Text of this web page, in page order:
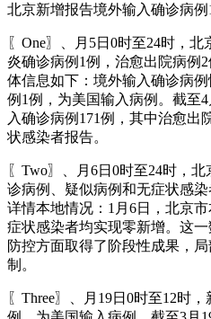
北京新增报告境外输入确诊病例
〖One〗、月5日0时至24时，
炎确诊病例1例，治愈出院病例
体信息如下：境外输入确诊病
例1例，为美国输入病例。截至
入确诊病例171例，其中治愈出
状感染者报告。
〖Two〗、月6日0时至24时，
诊病例、疑似病例和无症状感
详情本地情况：1月6日，北京
症状感染者均实现零新增。这
防控方面取得了阶段性成果，
制。
〖Three〗、月19日0时至12时